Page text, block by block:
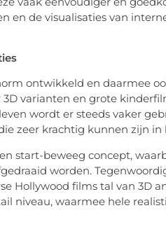
en de visualisaties van
ontwikkeld en daarmee
varianten en grote
wordt er steeds vaker
zeer krachtig kunnen zijn
start-beweeg concept,
worden.
Hollywood films tal van 3D
niveau, waarmee hele